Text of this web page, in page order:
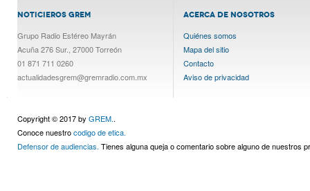
NOTICIEROS GREM
Grupo Radio Estéreo Mayrán
Acuña 276 Sur., 27000 Torreón
01 871 711 0260
actualidadesgrem@gremradio.com.mx
ACERCA DE NOSOTROS
Quiénes somos
Mapa del sitio
Contacto
Aviso de privacidad
Copyright © 2017 by GREM..
Conoce nuestrocodigo de etica.
Defensor de audiencias. Tienes alguna queja o comentario sobre alguno de nuestros